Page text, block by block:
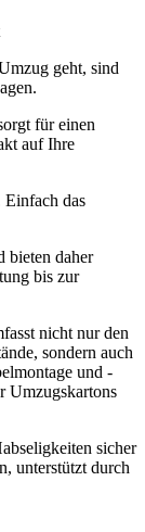
geht, sind
für einen
auf Ihre
Einfach das
bieten daher
bis zur
nicht nur den
sondern auch
und -
Umzugskartons
sicher
unterstützt durch